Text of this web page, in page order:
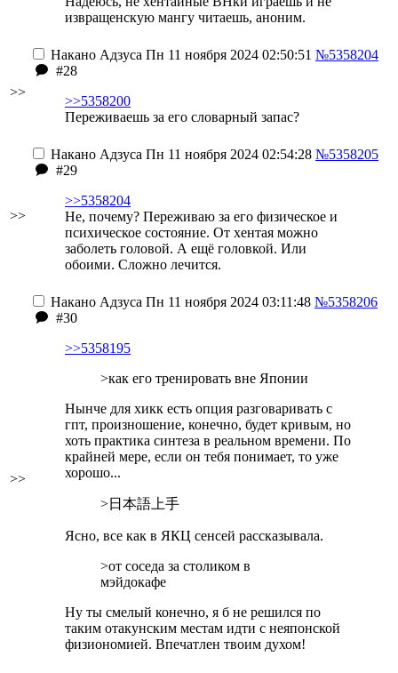
извращенскую мангу читаешь, аноним.
>>
Накано Адзуса Пн 11 ноября 2024 02:50:51 №5358204
#28
>>5358200
Переживаешь за его словарный запас?
>>
Накано Адзуса Пн 11 ноября 2024 02:54:28 №5358205
#29
>>5358204
Не, почему? Переживаю за его физическое и
психическое состояние. От хентая можно
заболеть головой. А ещё головкой. Или
обоими. Сложно лечится.
>>
Накано Адзуса Пн 11 ноября 2024 03:11:48 №5358206
#30
>>5358195
>как его тренировать вне Японии
Нынче для хикк есть опция разговаривать с
гпт, произношение, конечно, будет кривым, но
хоть практика синтеза в реальном времени. По
крайней мере, если он тебя понимает, то уже
хорошо...
>日本語上手
Ясно, все как в ЯКЦ сенсей рассказывала.
>от соседа за столиком в
мэйдокафе
Ну ты смелый конечно, я б не решился по
таким отакунским местам идти с неяпонской
физиономией. Впечатлен твоим духом!